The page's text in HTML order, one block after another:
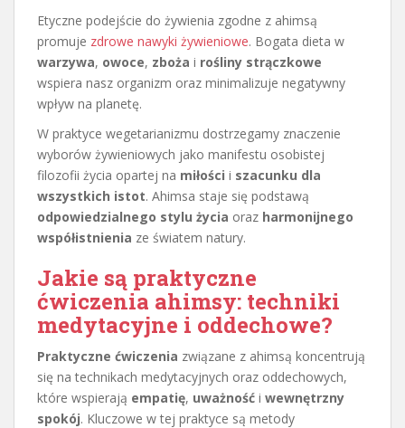
Etyczne podejście do żywienia zgodne z ahimsą
promuje zdrowe nawyki żywieniowe. Bogata dieta w
warzywa, owoce, zboża i rośliny strączkowe
wspiera nasz organizm oraz minimalizuje negatywny
wpływ na planetę.
W praktyce wegetarianizmu dostrzegamy znaczenie
wyborów żywieniowych jako manifestu osobistej
filozofii życia opartej na miłości i szacunku dla
wszystkich istot. Ahimsa staje się podstawą
odpowiedzialnego stylu życia oraz harmonijnego
współistnienia ze światem natury.
Jakie są praktyczne
ćwiczenia ahimsy: techniki
medytacyjne i oddechowe?
Praktyczne ćwiczenia związane z ahimsą koncentrują
się na technikach medytacyjnych oraz oddechowych,
które wspierają empatię, uważność i wewnętrzny
spokój. Kluczowe w tej praktyce są metody